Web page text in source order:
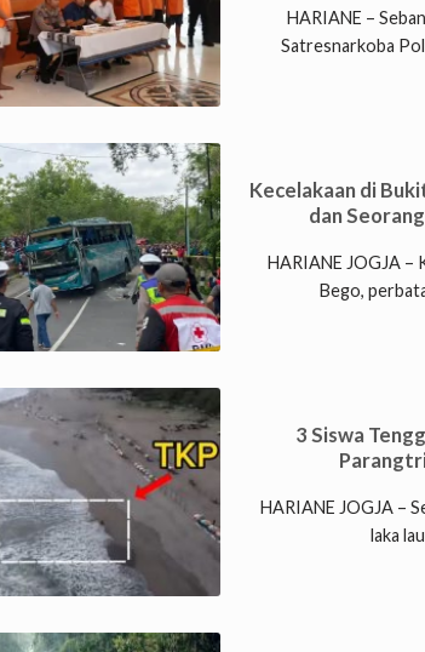
HARIANE –
Satresnarkoba
Kecelakaan di
dan
HARIANE JOGJA –
Bego,
3 Siswa
HARIANE JOGJA –
laka